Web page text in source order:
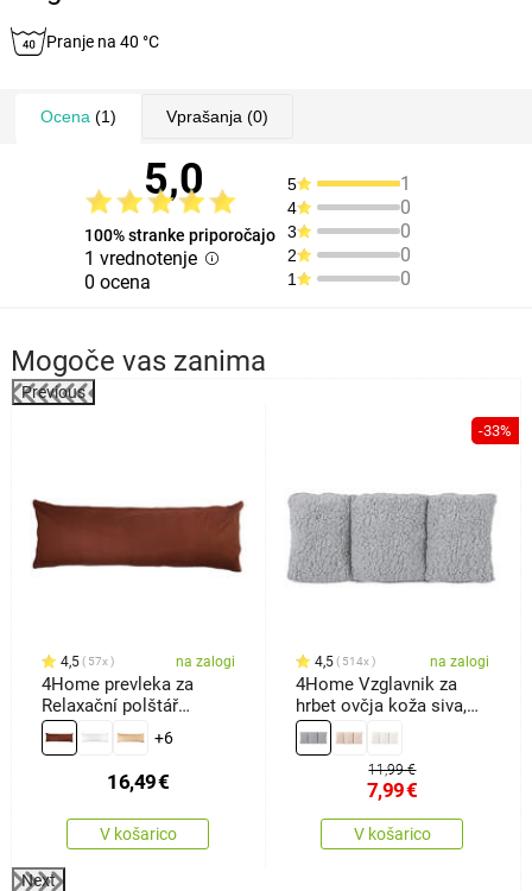
Pranje na 40 °C
Ocena (1) Vprašanja (0)
5,0
100% stranke priporočajo
1 vrednotenje
0 ocena
5 1
4 0
3 0
2 0
1 0
Mogoče vas zanima
Previous
4,5 57x na zalogi
4Home prevleka za
Relaxační polštář
Nadomestni možtemno
rjava, 50 x 150 cm
+6
16,49€
V košarico
-33%
4,5 514x na zalogi
4Home Vzglavnik za
hrbet ovčja koža siva,
60 x 30cm
11,99 €
7,99€
V košarico
Next